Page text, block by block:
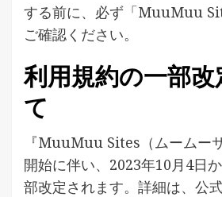
する前に、必ず「MuuMuu
ご確認ください。
利用規約の一部
て
『MuuMuu Sites（ムームー
開始に伴い、2023年10月4日
部改定されます。詳細は、公